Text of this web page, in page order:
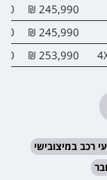
245,990 ₪
₪
245,990 ₪
₪
253,990 ₪
₪
רכב במיצובישי